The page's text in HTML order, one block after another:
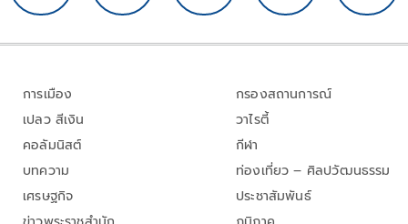
การเมือง
เปลว สีเงิน
คอลัมนิสต์
บทความ
เศรษฐกิจ
กรองสถานการณ์
วาไรตี้
กีฬา
ท่องเที่ยว – ศิลปวัฒนธรรม
ประชาสัมพันธ์